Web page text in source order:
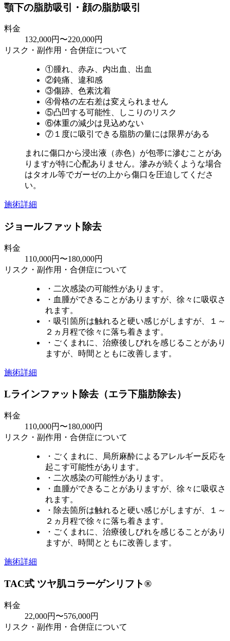
顎下の脂肪吸引・顔の脂肪吸引
料金
132,000円〜220,000円
リスク・副作用・合併症について
①腫れ、赤み、内出血、出血
②鈍痛、違和感
③傷跡、色素沈着
④骨格の左右差は変えられません
⑤凸凹する可能性、しこりのリスク
⑥体重の減少は見込めない
⑦１度に吸引できる脂肪の量には限界がある
まれに傷口から浸出液（赤色）が包帯に滲むことがあ
りますが特に心配ありません。滲みが続くような場合
はタオル等でガーゼの上から傷口を圧迫してくださ
い。
施術詳細
ジョールファット除去
料金
110,000円〜180,000円
リスク・副作用・合併症について
・二次感染の可能性があります。
・血腫ができることがありますが、徐々に吸収さ
れます。
・吸引箇所は触れると硬い感じがしますが、１～
２ヵ月程で徐々に落ち着きます。
・ごくまれに、治療後しびれを感じることがあり
ますが、時間とともに改善します。
施術詳細
Lラインファット除去（エラ下脂肪除去）
料金
110,000円〜180,000円
リスク・副作用・合併症について
・ごくまれに、局所麻酔によるアレルギー反応を
起こす可能性があります。
・二次感染の可能性があります。
・血腫ができることがありますが、徐々に吸収さ
れます。
・除去箇所は触れると硬い感じがしますが、１～
２ヵ月程で徐々に落ち着きます。
・ごくまれに、治療後しびれを感じることがあり
ますが、時間とともに改善します。
施術詳細
TAC式 ツヤ肌コラーゲンリフト®
料金
22,000円〜576,000円
リスク・副作用・合併症について